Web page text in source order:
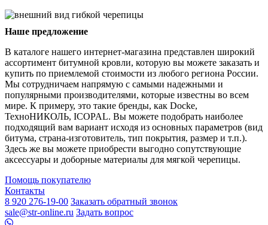
Наше предложение
В каталоге нашего интернет-магазина представлен широкий
ассортимент битумной кровли, которую вы можете заказать и
купить по приемлемой стоимости из любого региона России.
Мы сотрудничаем напрямую с самыми надежными и
популярными производителями, которые известны во всем
мире. К примеру, это такие бренды, как Docke,
ТехноНИКОЛЬ, ICOPAL. Вы можете подобрать наиболее
подходящий вам вариант исходя из основных параметров (вид
битума, страна-изготовитель, тип покрытия, размер и т.п.).
Здесь же вы можете приобрести выгодно сопутствующие
аксессуары и доборные материалы для мягкой черепицы.
Помощь покупателю
Контакты
8 920 276-19-00 Заказать обратный звонок
sale@str-online.ru Задать вопрос